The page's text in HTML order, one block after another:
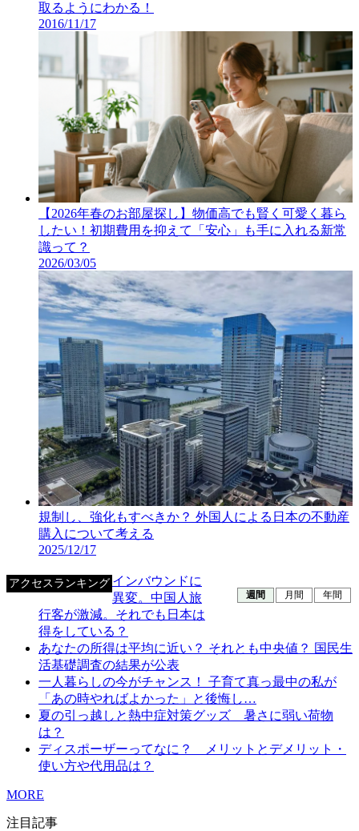
取るようにわかる！
2016/11/17
【2026年春のお部屋探し】物価高でも賢く可愛く暮ら
したい！初期費用を抑えて「安心」も手に入れる新常
識って？
2026/03/05
規制し、強化もすべきか？ 外国人による日本の不動産
購入について考える
2025/12/17
アクセスランキング
週間 月間 年間
インバウンドに
異変。中国人旅
行客が激減。それでも日本は
得をしている？
あなたの所得は平均に近い？ それとも中央値？ 国民生
活基礎調査の結果が公表
一人暮らしの今がチャンス！ 子育て真っ最中の私が
「あの時やればよかった」と後悔し…
夏の引っ越しと熱中症対策グッズ 暑さに弱い荷物
は？
ディスポーザーってなに？ メリットとデメリット・
使い方や代用品は？
MORE
注目記事